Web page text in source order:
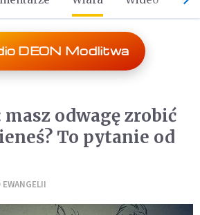
DEON Modlitwa
odwagę zrobić
To pytanie od